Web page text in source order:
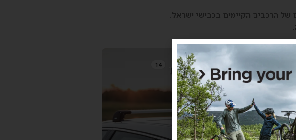
של הרכבים הקיימים בכבישי ישראל.
רגליים לגגון 14